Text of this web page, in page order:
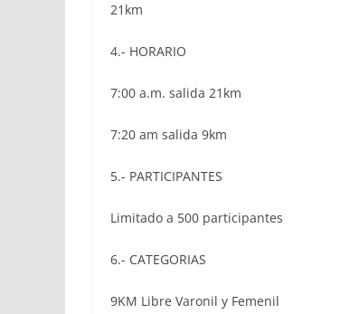
21km
4.- HORARIO
7:00 a.m. salida 21km
7:20 am salida 9km
5.- PARTICIPANTES
Limitado a 500 participantes
6.- CATEGORIAS
9KM Libre Varonil y Femenil